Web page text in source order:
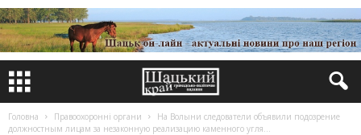
Головна Правоохоронні органи
На Волыни следователи объявили подозрение
должностным лицам за незаконную реализацию каменного угля...